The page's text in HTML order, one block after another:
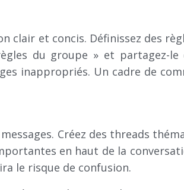
et concis. Définissez des
du groupe » et partagez-le
inappropriés. Un cadre de
Créez des threads
en haut de la
le risque de confusion.